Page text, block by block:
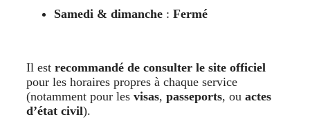
Samedi & dimanche : Fermé
Il est recommandé de consulter le site officiel
pour les horaires propres à chaque service
(notamment pour les visas, passeports, ou actes
d’état civil).